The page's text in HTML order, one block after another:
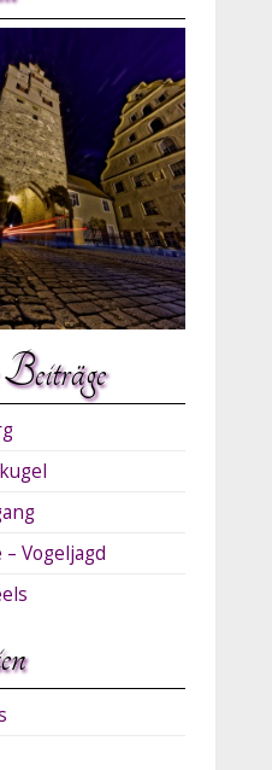
Vogeljagd